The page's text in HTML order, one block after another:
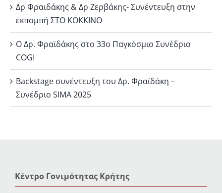
Δρ Φραιδάκης & Δρ Ζερβάκης- Συνέντευξη στην
εκπομπή ΣΤΟ ΚΟΚΚΙΝΟ
Ο Δρ. Φραϊδάκης στο 33ο Παγκόσμιο Συνέδριο
COGI
Backstage συνέντευξη του Δρ. Φραϊδάκη –
Συνέδριο SIMA 2025
Κέντρο Γονιμότητας Κρήτης